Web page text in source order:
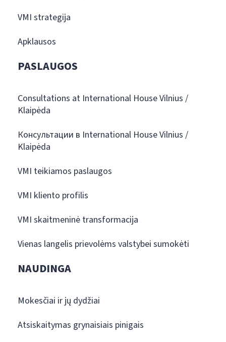
VMI strategija
Apklausos
PASLAUGOS
Consultations at International House Vilnius /
Klaipėda
Консультации в International House Vilnius /
Klaipėda
VMI teikiamos paslaugos
VMI kliento profilis
VMI skaitmeninė transformacija
Vienas langelis prievolėms valstybei sumokėti
NAUDINGA
Mokesčiai ir jų dydžiai
Atsiskaitymas grynaisiais pinigais